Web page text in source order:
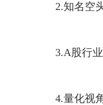
2.知名空
3.A股行
4.量化视